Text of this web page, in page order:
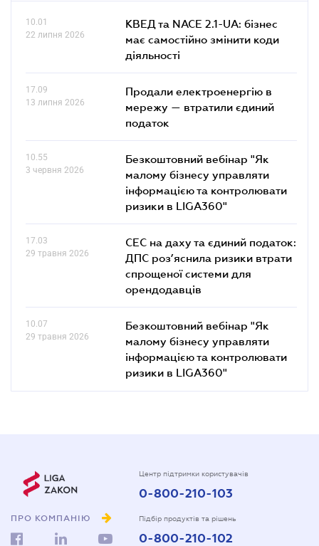
10.01
22 липня 2026
КВЕД та NACE 2.1-UA: бізнес
має самостійно змінити коди
діяльності
17.09
13 липня 2026
Продали електроенергію в
мережу — втратили єдиний
податок
10.55
3 червня 2026
Безкоштовний вебінар "Як
малому бізнесу управляти
інформацією та контролювати
ризики в LIGA360"
17.03
29 травня 2026
СЕС на даху та єдиний податок:
ДПС роз’яснила ризики втрати
спрощеної системи для
орендодавців
10.07
29 травня 2026
Безкоштовний вебінар "Як
малому бізнесу управляти
інформацією та контролювати
ризики в LIGA360"
ПРО КОМПАНІЮ
Центр підтримки користувачів
0-800-210-103
Підбір продуктів та рішень
0-800-210-102